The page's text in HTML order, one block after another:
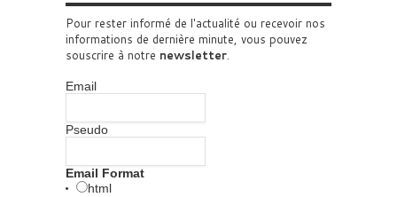
Pour rester informé de l'actualité ou recevoir nos
informations de dernière minute, vous pouvez
souscrire à notre newsletter.
Email
Pseudo
Email Format
html